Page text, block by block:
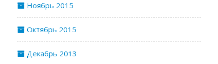
Ноябрь 2015
Октябрь 2015
Декабрь 2013